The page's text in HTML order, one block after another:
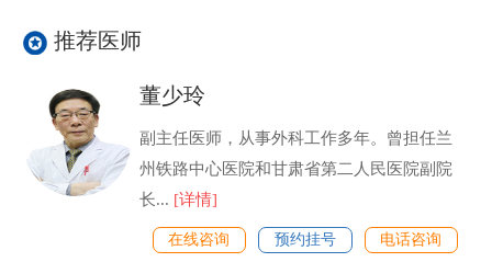
推荐医师
董少玲
副主任医师，从事外科工作多年。曾担任兰
州铁路中心医院和甘肃省第二人民医院副院
长... [详情]
在线咨询 预约挂号 电话咨询